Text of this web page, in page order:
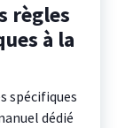
règles
à la
spécifiques
dédié